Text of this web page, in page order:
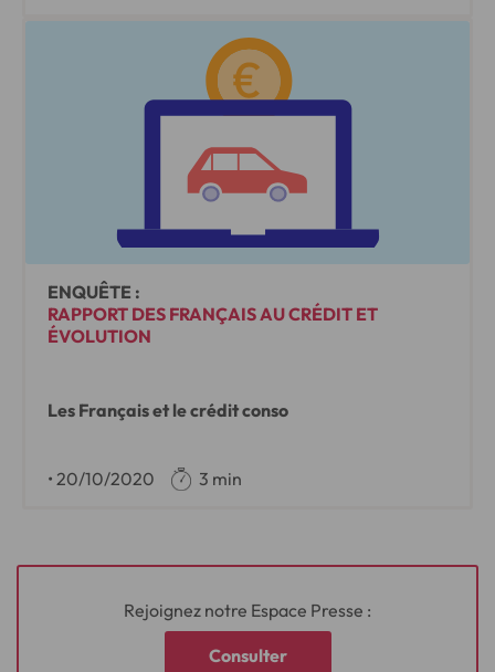
ENQUÊTE :
RAPPORT DES FRANÇAIS AU CRÉDIT ET
ÉVOLUTION
Les Français et le crédit conso
• 20/10/2020 3 min
Rejoignez notre Espace Presse :
Consulter